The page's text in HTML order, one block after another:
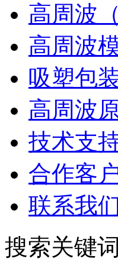
高周波
高周波
吸塑包
高周波
技术支
合作客
联系我们
搜索关键